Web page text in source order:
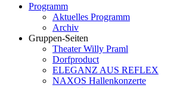
Programm
Aktuelles Programm
Archiv
Gruppen-Seiten
Theater Willy Praml
Dorfproduct
ELEGANZ AUS REFLEX
NAXOS Hallenkonzerte